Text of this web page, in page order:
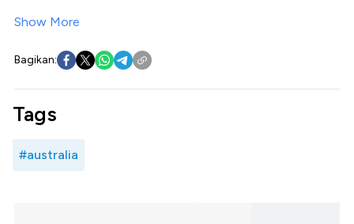
Show More
Bagikan:
Tags
#australia